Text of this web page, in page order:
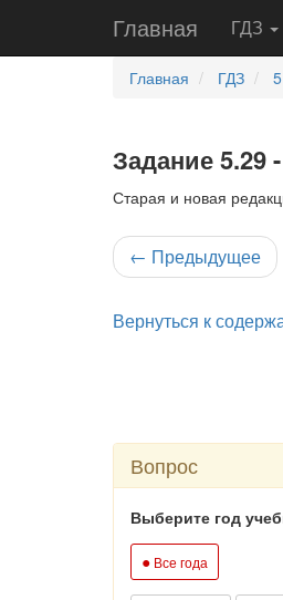
Главная ГДЗ
Главная ГДЗ
Задание 5.29
Старая и новая
← Предыдущее
Вернуться к
Вопрос
Выберите год
● Все года